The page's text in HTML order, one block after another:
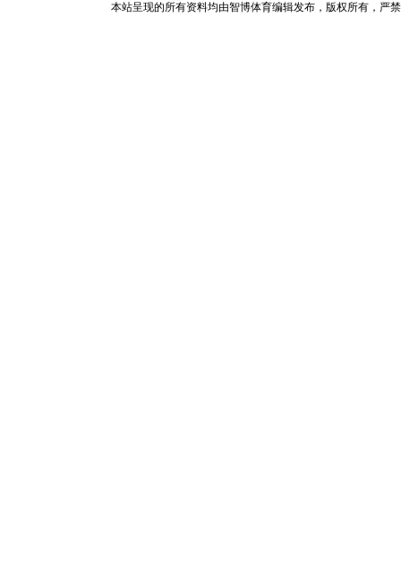
本站呈现的所有资料均由智博体育编辑发布，版权所有，严